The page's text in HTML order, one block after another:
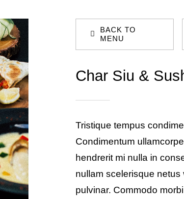
BACK TO
MENU
Char Siu &
Tristique tempus
Condimentum
hendrerit mi nulla in
nullam scelerisque netus
pulvinar. Commodo